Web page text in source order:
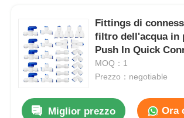
Fittings di
filtro dell'acqua in
Push In Quick
Inch 1/4 Inch
MOQ：1
Prezzo：negotiable
Miglior prezzo Ora